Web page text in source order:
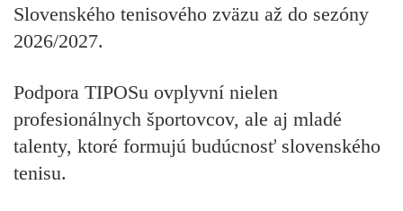
Slovenského tenisového zväzu až do sezóny
2026/2027.
Podpora TIPOSu ovplyvní nielen
profesionálnych športovcov, ale aj mladé
talenty, ktoré formujú budúcnosť slovenského
tenisu.